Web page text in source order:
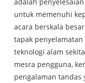
untuk memenuhi
acara berskala
tapak
teknologi alam
mesra pengguna,
pengalaman tandas